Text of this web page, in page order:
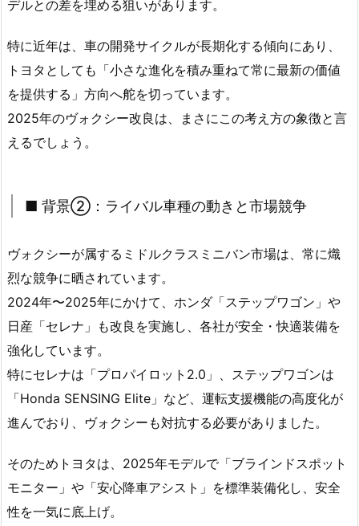
デルとの差を埋める狙いがあります。
特に近年は、車の開発サイクルが長期化する傾向にあり、
トヨタとしても「小さな進化を積み重ねて常に最新の価値
を提供する」方向へ舵を切っています。
2025年のヴォクシー改良は、まさにこの考え方の象徴と言
えるでしょう。
■ 背景②：ライバル車種の動きと市場競争
ヴォクシーが属するミドルクラスミニバン市場は、常に熾
烈な競争に晒されています。
2024年〜2025年にかけて、ホンダ「ステップワゴン」や
日産「セレナ」も改良を実施し、各社が安全・快適装備を
強化しています。
特にセレナは「プロパイロット2.0」、ステップワゴンは
「Honda SENSING Elite」など、運転支援機能の高度化が
進んでおり、ヴォクシーも対抗する必要がありました。
そのためトヨタは、2025年モデルで「ブラインドスポット
モニター」や「安心降車アシスト」を標準装備化し、安全
性を一気に底上げ。